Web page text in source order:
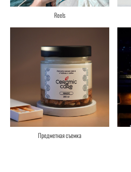
Reels
Предметная съемка